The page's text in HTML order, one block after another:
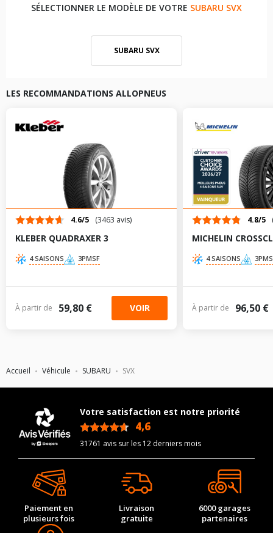
Accueil Véhicule SUBARU SVX
SÉLECTIONNER LE MODÈLE DE VOTRE SUBARU SVX
SUBARU SVX
LES RECOMMANDATIONS ALLOPNEUS
4.6/5 (3463 avis)
KLEBER QUADRAXER 3
4 SAISONS 3PMSF
À partir de 59,80 € VOIR
4.8/5
MICHELIN
4 SAISONS
À partir de 96,50 €
Votre satisfaction est notre priorité
4,6
31761 avis sur les 12 derniers mois
Paiement en
plusieurs fois
Livraison
gratuite
6000 garages
partenaires